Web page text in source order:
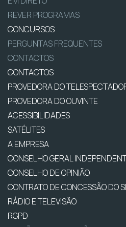
REVER PROGRAMAS
CONCURSOS
PERGUNTAS FREQUENTES
CONTACTOS
CONTACTOS
PROVEDORA DO
PROVEDORA DO OUVINTE
ACESSIBILIDADES
SATÉLITES
A EMPRESA
CONSELHO GERAL
CONSELHO DE OPINIÃO
CONTRATO DE CONCESSÃO DO
RÁDIO E TELEVISÃO
RGPD